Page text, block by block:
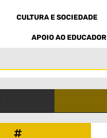
CULTURA E SOCIEDADE
APOIO AO EDUCADOR